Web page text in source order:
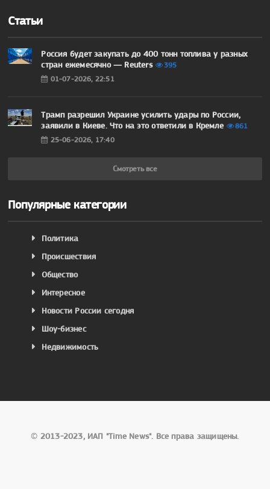
Статьи
Россия будет закупать до 400 тонн топлива у разных
стран ежемесячно — Reuters
395
01-07-2026, 22:51
Трамп разрешил Украине усилить удары по России,
заявили в Киеве. Что на это ответили в Кремле
861
25-06-2026, 17:40
Смотреть все
Популярные категории
Политика
Происшествия
Общество
Интересное
Новости России сегодня
Шоу-бизнес
Недвижимость
© 2013-2023, ИАП "Time News". Все права защищены.